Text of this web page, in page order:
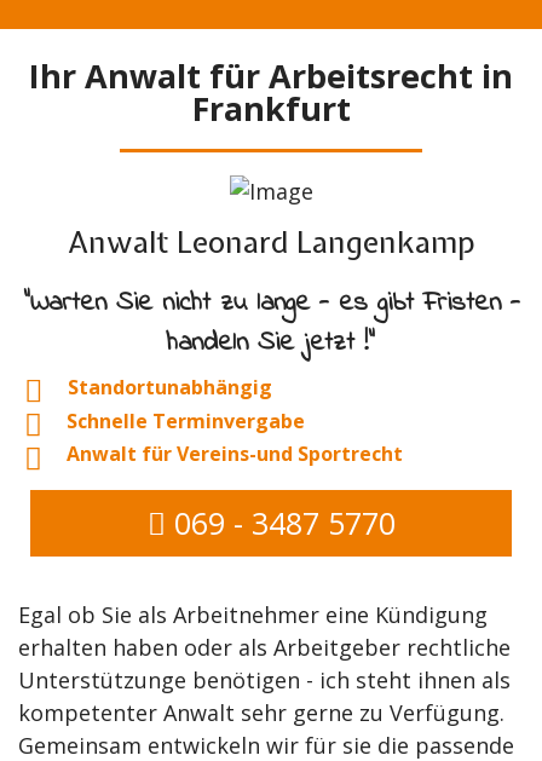
Ihr Anwalt für Arbeitsrecht in
Frankfurt
Anwalt Leonard Langenkamp
"Warten Sie nicht zu lange - es gibt Fristen -
handeln Sie jetzt !"
Standortunabhängig
Schnelle Terminvergabe
Anwalt für Vereins-und Sportrecht
069 - 3487 5770
Egal ob Sie als Arbeitnehmer eine Kündigung
erhalten haben oder als Arbeitgeber rechtliche
Unterstützunge benötigen - ich steht ihnen als
kompetenter Anwalt sehr gerne zu Verfügung.
Gemeinsam entwickeln wir für sie die passende